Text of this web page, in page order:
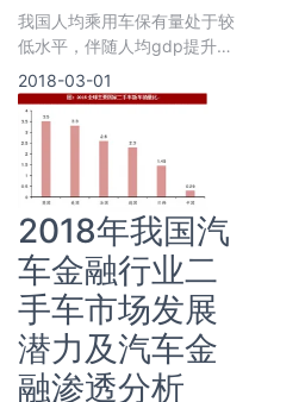
我国人均乘用车保有量处于较
低水平，伴随人均gdp提升，
人均乘用车保有量仍有提升空
间。国际比较来看，一国人均
乘用
2018-03-01
2018年我国汽
车金融行业二
手车市场发展
潜力及汽车金
融渗透分析